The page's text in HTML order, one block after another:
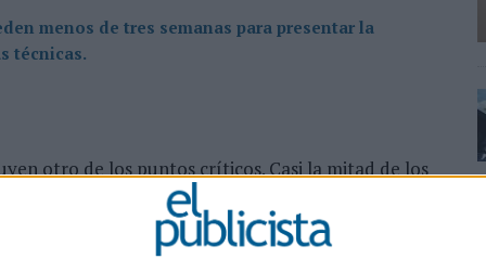
menos de tres semanas para presentar la
técnicas.
otro de los puntos críticos. Casi la mitad de los
para presentar la documentación y desarrollar las
y ACT, dificulta la elaboración de campañas
en proyectos de elevada complejidad.